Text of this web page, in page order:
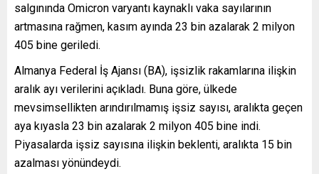
salgınında Omicron varyantı kaynaklı vaka sayılarının
artmasına rağmen, kasım ayında 23 bin azalarak 2 milyon
405 bine geriledi.
Almanya Federal İş Ajansı (BA), işsizlik rakamlarına ilişkin
aralık ayı verilerini açıkladı. Buna göre, ülkede
mevsimsellikten arındırılmamış işsiz sayısı, aralıkta geçen
aya kıyasla 23 bin azalarak 2 milyon 405 bine indi.
Piyasalarda işsiz sayısına ilişkin beklenti, aralıkta 15 bin
azalması yönündeydi.